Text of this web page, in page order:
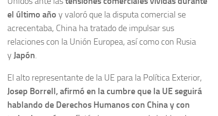
el último año y valoró que la disputa comercial se
acrecentaba, China ha tratado de impulsar sus
relaciones con la Unión Europea, así como con Rusia
y Japón.
El alto representante de la UE para la Política Exterior,
Josep Borrell, afirmó en la cumbre que la UE seguirá
hablando de Derechos Humanos con China y con